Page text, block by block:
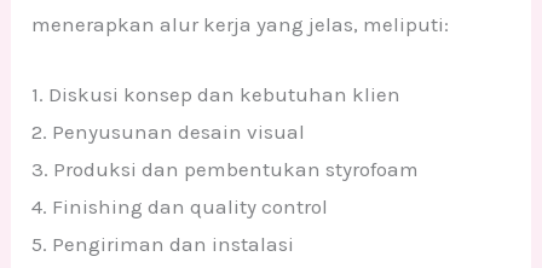
menerapkan alur kerja yang jelas, meliputi:
1. Diskusi konsep dan kebutuhan klien
2. Penyusunan desain visual
3. Produksi dan pembentukan styrofoam
4. Finishing dan quality control
5. Pengiriman dan instalasi